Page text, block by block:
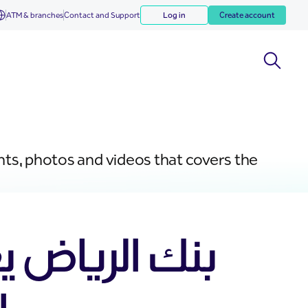
ATM & branchesContact and Support Log in Create account
photos and videos that covers the
بنك